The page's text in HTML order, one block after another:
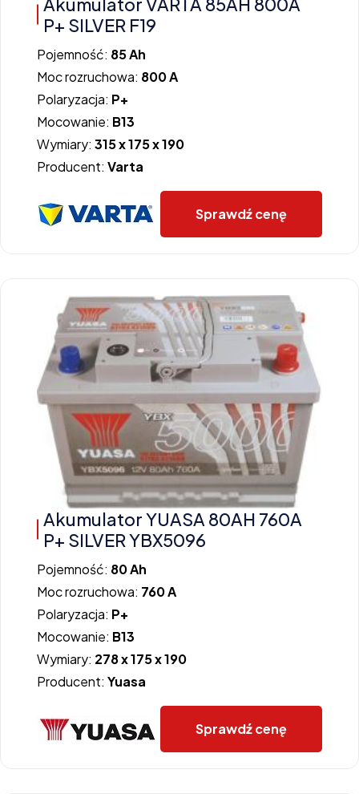
P+ SILVER F19
Pojemność: 85 Ah
Moc rozruchowa: 800 A
Polaryzacja: P+
Mocowanie: B13
Wymiary: 315 x 175 x 190
Producent: Varta
Sprawdź cenę
Akumulator YUASA 80AH 760A
P+ SILVER YBX5096
Pojemność: 80 Ah
Moc rozruchowa: 760 A
Polaryzacja: P+
Mocowanie: B13
Wymiary: 278 x 175 x 190
Producent: Yuasa
Sprawdź cenę